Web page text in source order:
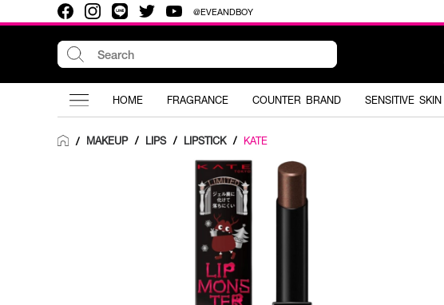
@EVEANDBOY
HOME FRAGRANCE COUNTER BRAND SENSITIVE SKIN
/ MAKEUP / LIPS / LIPSTICK / KATE